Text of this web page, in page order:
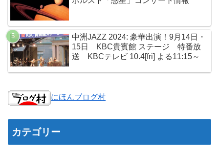
中洲JAZZ 2024: 豪華出演！9月14日・
15日 KBC貴賓館 ステージ 特番放
送 KBCテレビ 10.4[fri] よる11:15～
にほんブログ村
カテゴリー